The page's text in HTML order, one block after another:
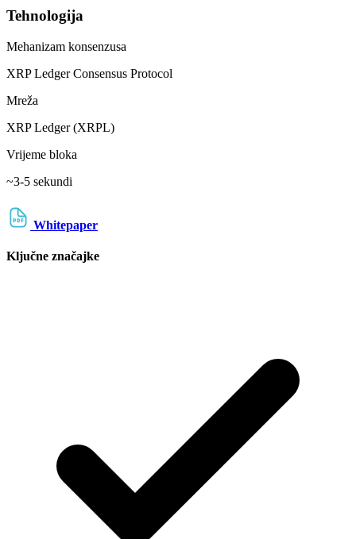
Tehnologija
Mehanizam konsenzusa
XRP Ledger Consensus Protocol
Mreža
XRP Ledger (XRPL)
Vrijeme bloka
~3-5 sekundi
Whitepaper
Ključne značajke